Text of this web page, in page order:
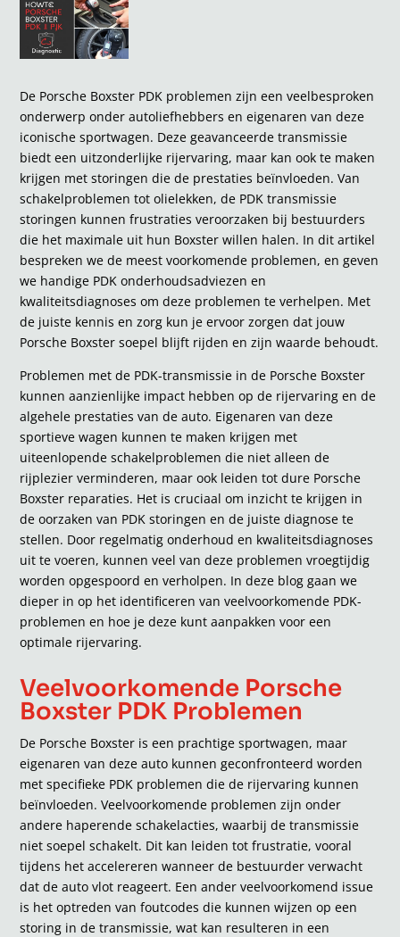
De Porsche Boxster PDK problemen zijn een veelbesproken
onderwerp onder autoliefhebbers en eigenaren van deze
iconische sportwagen. Deze geavanceerde transmissie
biedt een uitzonderlijke rijervaring, maar kan ook te maken
krijgen met storingen die de prestaties beïnvloeden. Van
schakelproblemen tot olielekken, de PDK transmissie
storingen kunnen frustraties veroorzaken bij bestuurders
die het maximale uit hun Boxster willen halen. In dit artikel
bespreken we de meest voorkomende problemen, en geven
we handige PDK onderhoudsadviezen en
kwaliteitsdiagnoses om deze problemen te verhelpen. Met
de juiste kennis en zorg kun je ervoor zorgen dat jouw
Porsche Boxster soepel blijft rijden en zijn waarde behoudt.
Problemen met de PDK-transmissie in de Porsche Boxster
kunnen aanzienlijke impact hebben op de rijervaring en de
algehele prestaties van de auto. Eigenaren van deze
sportieve wagen kunnen te maken krijgen met
uiteenlopende schakelproblemen die niet alleen de
rijplezier verminderen, maar ook leiden tot dure Porsche
Boxster reparaties. Het is cruciaal om inzicht te krijgen in
de oorzaken van PDK storingen en de juiste diagnose te
stellen. Door regelmatig onderhoud en kwaliteitsdiagnoses
uit te voeren, kunnen veel van deze problemen vroegtijdig
worden opgespoord en verholpen. In deze blog gaan we
dieper in op het identificeren van veelvoorkomende PDK-
problemen en hoe je deze kunt aanpakken voor een
optimale rijervaring.
Veelvoorkomende Porsche
Boxster PDK Problemen
De Porsche Boxster is een prachtige sportwagen, maar
eigenaren van deze auto kunnen geconfronteerd worden
met specifieke PDK problemen die de rijervaring kunnen
beïnvloeden. Veelvoorkomende problemen zijn onder
andere haperende schakelacties, waarbij de transmissie
niet soepel schakelt. Dit kan leiden tot frustratie, vooral
tijdens het accelereren wanneer de bestuurder verwacht
dat de auto vlot reageert. Een ander veelvoorkomend issue
is het optreden van foutcodes die kunnen wijzen op een
storing in de transmissie, wat kan resulteren in een